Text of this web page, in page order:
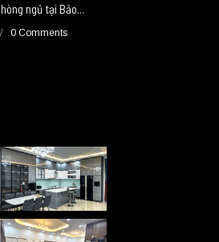
ngủ tại Bảo...
0 Comments